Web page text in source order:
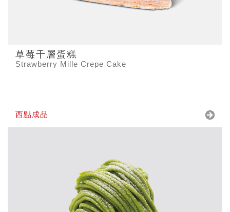
草莓千層蛋糕
Strawberry Mille Crepe Cake
西點成品